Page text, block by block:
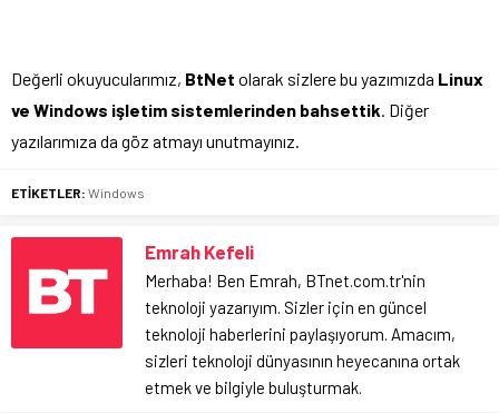
Değerli okuyucularımız, BtNet olarak sizlere bu yazımızda Linux
ve Windows işletim sistemlerinden bahsettik . Diğer
yazılarımıza da göz atmayı unutmayınız.
ETİKETLER: Windows
Emrah Kefeli
Merhaba! Ben Emrah, BTnet.com.tr'nin
teknoloji yazarıyım. Sizler için en güncel
teknoloji haberlerini paylaşıyorum. Amacım,
sizleri teknoloji dünyasının heyecanına ortak
etmek ve bilgiyle buluşturmak.